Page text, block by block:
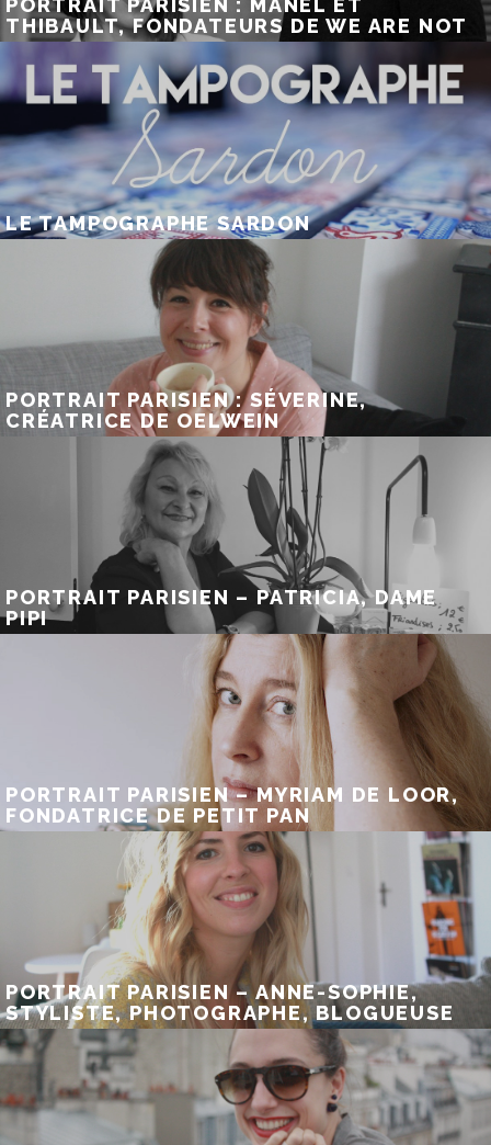
PORTRAIT PARISIEN : MANEL ET
THIBAULT, FONDATEURS DE WE ARE NOT
LE TAMPOGRAPHE SARDON
PORTRAIT PARISIEN : SÉVERINE,
CRÉATRICE DE OELWEIN
PORTRAIT PARISIEN – PATRICIA, DAME
PIPI
PORTRAIT PARISIEN – MYRIAM DE LOOR,
FONDATRICE DE PETIT PAN
PORTRAIT PARISIEN – ANNE-SOPHIE,
STYLISTE, PHOTOGRAPHE, BLOGUEUSE